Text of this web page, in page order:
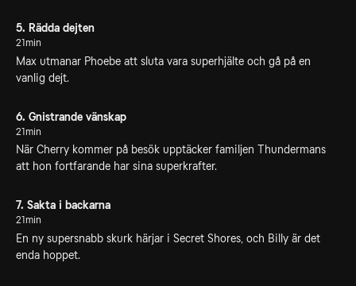
5. Rädda dejten
21min
Max utmanar Phoebe att sluta vara superhjälte och gå på en
vanlig dejt.
6. Gnistrande vänskap
21min
När Cherry kommer på besök upptäcker familjen Thundermans
att hon fortfarande har sina superkrafter.
7. Sakta i backarna
21min
En ny supersnabb skurk härjar i Secret Shores, och Billy är det
enda hoppet.